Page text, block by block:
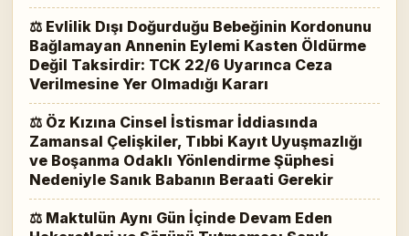
⚖ Evlilik Dışı Doğurduğu Bebeğinin Kordonunu
Bağlamayan Annenin Eylemi Kasten Öldürme
Değil Taksirdir: TCK 22/6 Uyarınca Ceza
Verilmesine Yer Olmadığı Kararı
⚖ Öz Kızına Cinsel İstismar İddiasında
Zamansal Çelişkiler, Tıbbi Kayıt Uyuşmazlığı
ve Boşanma Odaklı Yönlendirme Şüphesi
Nedeniyle Sanık Babanın Beraati Gerekir
⚖ Maktulün Aynı Gün İçinde Devam Eden